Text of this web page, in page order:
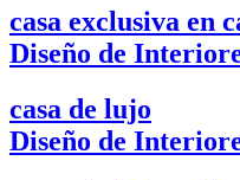
casa exclusiva en
Diseño de
casa de lujo
Diseño de